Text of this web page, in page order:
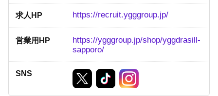
求人HP https://recruit.ygggroup.jp/
営業用HP
https://ygggroup.jp/shop/yggdrasill-
sapporo/
SNS